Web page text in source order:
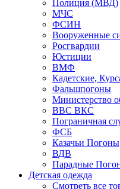
Полиция (МВД)
МЧС
ФСИН
Вооруженные
Росгвардии
Юстиции
ВМФ
Кадетские,
Фальшпогоны
Министерство
ВВС ВКС
Пограничная
ФСБ
Казачьи Погоны
ВДВ
Парадные
Детская одежда
Смотреть все